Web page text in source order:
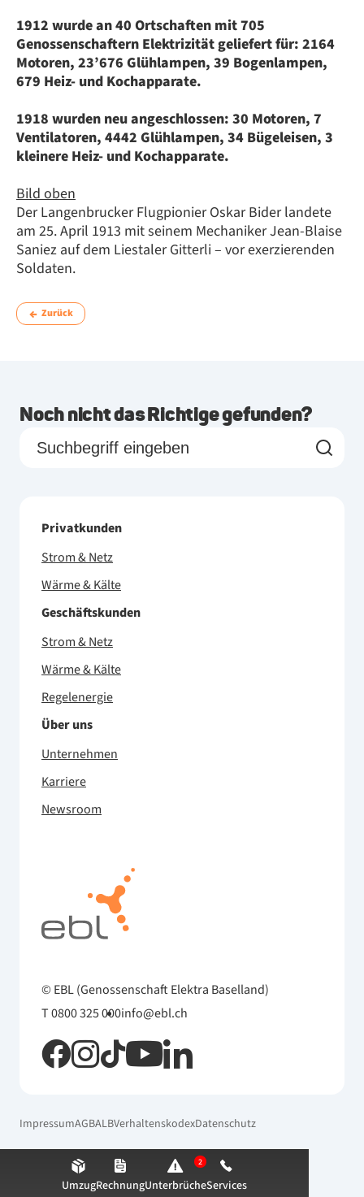
1912 wurde an 40 Ortschaften mit 705
Genossenschaftern Elektrizität geliefert für: 2164
Motoren, 23’676 Glühlampen, 39 Bogenlampen,
679 Heiz- und Kochapparate.
1918 wurden neu angeschlossen: 30 Motoren, 7
Ventilatoren, 4442 Glühlampen, 34 Bügeleisen, 3
kleinere Heiz- und Kochapparate.
Bild oben
Der Langenbrucker Flugpionier Oskar Bider landete
am 25. April 1913 mit seinem Mechaniker Jean-Blaise
Saniez auf dem Liestaler Gitterli – vor exerzierenden
Soldaten.
Zurück
Noch nicht das Richtige gefunden?
Privatkunden
Strom & Netz
Wärme & Kälte
Geschäftskunden
Strom & Netz
Wärme & Kälte
Regelenergie
Über uns
Unternehmen
Karriere
Newsroom
© EBL (Genossenschaft Elektra Baselland)
T 0800 325 000info@ebl.ch
ImpressumAGBALBVerhaltenskodexDatenschutz
UmzugRechnungUnterbrüche
2
Services